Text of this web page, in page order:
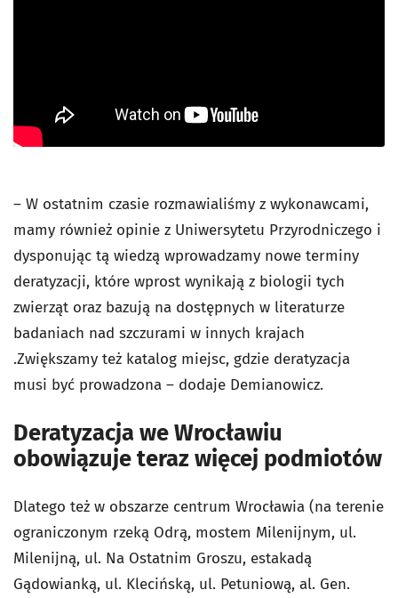
– W ostatnim czasie rozmawialiśmy z wykonawcami,
mamy również opinie z Uniwersytetu Przyrodniczego i
dysponując tą wiedzą wprowadzamy nowe terminy
deratyzacji, które wprost wynikają z biologii tych
zwierząt oraz bazują na dostępnych w literaturze
badaniach nad szczurami w innych krajach
.Zwiększamy też katalog miejsc, gdzie deratyzacja
musi być prowadzona – dodaje Demianowicz.
Deratyzacja we Wrocławiu
obowiązuje teraz więcej podmiotów
Dlatego też w obszarze centrum Wrocławia (na terenie
ograniczonym rzeką Odrą, mostem Milenijnym, ul.
Milenijną, ul. Na Ostatnim Groszu, estakadą
Gądowianką, ul. Klecińską, ul. Petuniową, al. Gen.